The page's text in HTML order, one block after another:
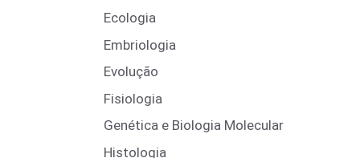
Ecologia
Embriologia
Evolução
Fisiologia
Genética e Biologia Molecular
Histologia